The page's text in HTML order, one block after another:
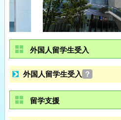
外国人留学生受入
外国人留学生受入 ？
留学支援